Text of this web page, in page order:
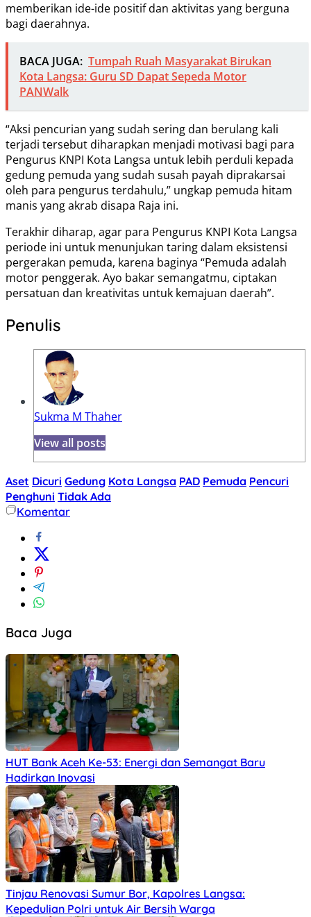
memberikan ide-ide positif dan aktivitas yang berguna
bagi daerahnya.
BACA JUGA: Tumpah Ruah Masyarakat Birukan
Kota Langsa: Guru SD Dapat Sepeda Motor
PANWalk
“Aksi pencurian yang sudah sering dan berulang kali
terjadi tersebut diharapkan menjadi motivasi bagi para
Pengurus KNPI Kota Langsa untuk lebih perduli kepada
gedung pemuda yang sudah susah payah diprakarsai
oleh para pengurus terdahulu,” ungkap pemuda hitam
manis yang akrab disapa Raja ini.
Terakhir diharap, agar para Pengurus KNPI Kota Langsa
periode ini untuk menunjukan taring dalam eksistensi
pergerakan pemuda, karena baginya “Pemuda adalah
motor penggerak. Ayo bakar semangatmu, ciptakan
persatuan dan kreativitas untuk kemajuan daerah”.
Penulis
Sukma M Thaher
View all posts
Aset Dicuri Gedung Kota Langsa PAD Pemuda Pencuri
Penghuni Tidak Ada
Komentar
Baca Juga
HUT Bank Aceh Ke-53: Energi dan Semangat Baru
Hadirkan Inovasi
Tinjau Renovasi Sumur Bor, Kapolres Langsa:
Kepedulian Polri untuk Air Bersih Warga